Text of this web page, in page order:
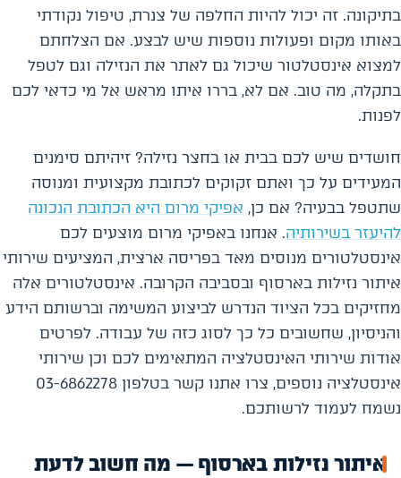
בתיקונה. זה יכול להיות החלפה של צנרת, טיפול נקודתי
באותו מקום ופעולות נוספות שיש לבצע. אם הצלחתם
למצוא אינסטלטור שיכול גם לאתר את הנזילה וגם לטפל
בתקלה, מה טוב. אם לא, בררו איתו מראש אל מי כדאי לכם
לפנות.
חושדים שיש לכם בבית או בחצר נזילה? זיהיתם סימנים
המעידים על כך ואתם זקוקים לכתובת מקצועית ומנוסה
שתטפל בבעיה? אם כן, אפיקי מרום היא הכתובת הנכונה
להיעזר בשירותיה. אנחנו באפיקי מרום מוצעים לכם
אינסטלטורים מנוסים מאד בפריסה ארצית, המציעים שירותי
איתור נזילות בארסוף ובסביבה הקרובה. אינסטלטורים אלה
מחזיקים בכל הציוד הנדרש לביצוע המשימה וברשותם הידע
והניסיון, שחשובים כל כך לסוג כזה של עבודה. לפרטים
אודות שירותי האינסטלציה המתאימים לכם וכן שירותי
אינסטלציה נוספים, צרו אתנו קשר בטלפון 03-6862278
נשמח לעמוד לרשותכם.
איתור נזילות בארסוף — מה חשוב לדעת